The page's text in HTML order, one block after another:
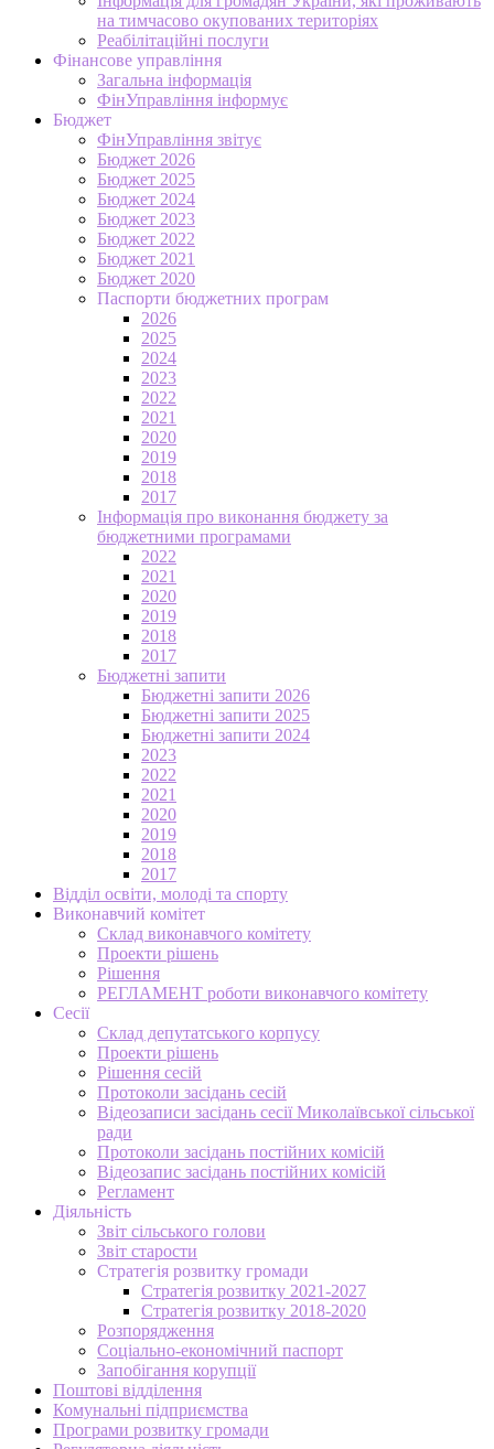
на тимчасово окупованих територіях
Реабілітаційні послуги
Фінансове управління
Загальна інформація
ФінУправління інформує
Бюджет
ФінУправління звітує
Бюджет 2026
Бюджет 2025
Бюджет 2024
Бюджет 2023
Бюджет 2022
Бюджет 2021
Бюджет 2020
Паспорти бюджетних програм
2026
2025
2024
2023
2022
2021
2020
2019
2018
2017
Інформація про виконання бюджету за
бюджетними програмами
2022
2021
2020
2019
2018
2017
Бюджетні запити
Бюджетні запити 2026
Бюджетні запити 2025
Бюджетні запити 2024
2023
2022
2021
2020
2019
2018
2017
Відділ освіти, молоді та спорту
Виконавчий комітет
Склад виконавчого комітету
Проекти рішень
Рішення
РЕГЛАМЕНТ роботи виконавчого комітету
Сесії
Склад депутатського корпусу
Проекти рішень
Рішення сесій
Протоколи засідань сесій
Відеозаписи засідань сесії Миколаївської сільської
ради
Протоколи засідань постійних комісій
Відеозапис засідань постійних комісій
Регламент
Діяльність
Звіт сільського голови
Звіт старости
Стратегія розвитку громади
Стратегія розвитку 2021-2027
Стратегія розвитку 2018-2020
Розпорядження
Соціально-економічний паспорт
Запобігання корупції
Поштові відділення
Комунальні підприємства
Програми розвитку громади